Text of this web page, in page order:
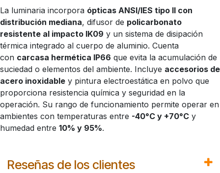
La luminaria incorpora ópticas ANSI/IES tipo II con
distribución mediana, difusor de policarbonato
resistente al impacto IK09 y un sistema de disipación
térmica integrado al cuerpo de aluminio. Cuenta
con carcasa hermética IP66 que evita la acumulación de
suciedad o elementos del ambiente. Incluye accesorios de
acero inoxidable y pintura electroestática en polvo que
proporciona resistencia química y seguridad en la
operación. Su rango de funcionamiento permite operar en
ambientes con temperaturas entre -40°C y +70°C y
humedad entre 10% y 95%.
Reseñas de los clientes